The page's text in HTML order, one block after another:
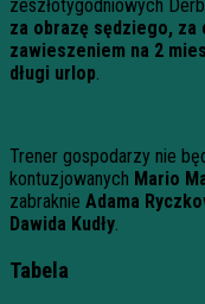
zeszłotygodniowych
za obrazę sędziego, za
zawieszeniem na 2
długi urlop.
Trener gospodarzy nie
kontuzjowanych Mario
zabraknie Adama
Dawida Kudły.
Tabela